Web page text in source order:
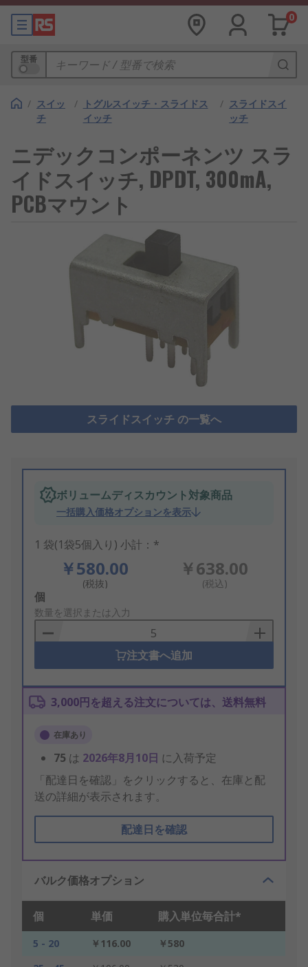
0
型番
/ スイッ
チ
/
トグルスイッチ・スライドス
イッチ
/ スライドスイ
ッチ
ニデックコンポーネンツ スラ
イドスイッチ, DPDT, 300mA,
PCBマウント
スライドスイッチ の一覧へ
ボリュームディスカウント対象商品
一括購入価格オプションを表示
1 袋(1袋5個入り) 小計：*
￥580.00
(税抜)
￥638.00
(税込)
Add
to
Basket
個
数量を選択または入力
注文書へ追加
3,000円を超える注文については、送料無料
在庫あり
75 は 2026年8月10日 に入荷予定
「配達日を確認」をクリックすると、在庫と配
送の詳細が表示されます。
配達日を確認
バルク価格オプション
個 単価 購入単位毎合計*
5 - 20 ￥116.00
￥580